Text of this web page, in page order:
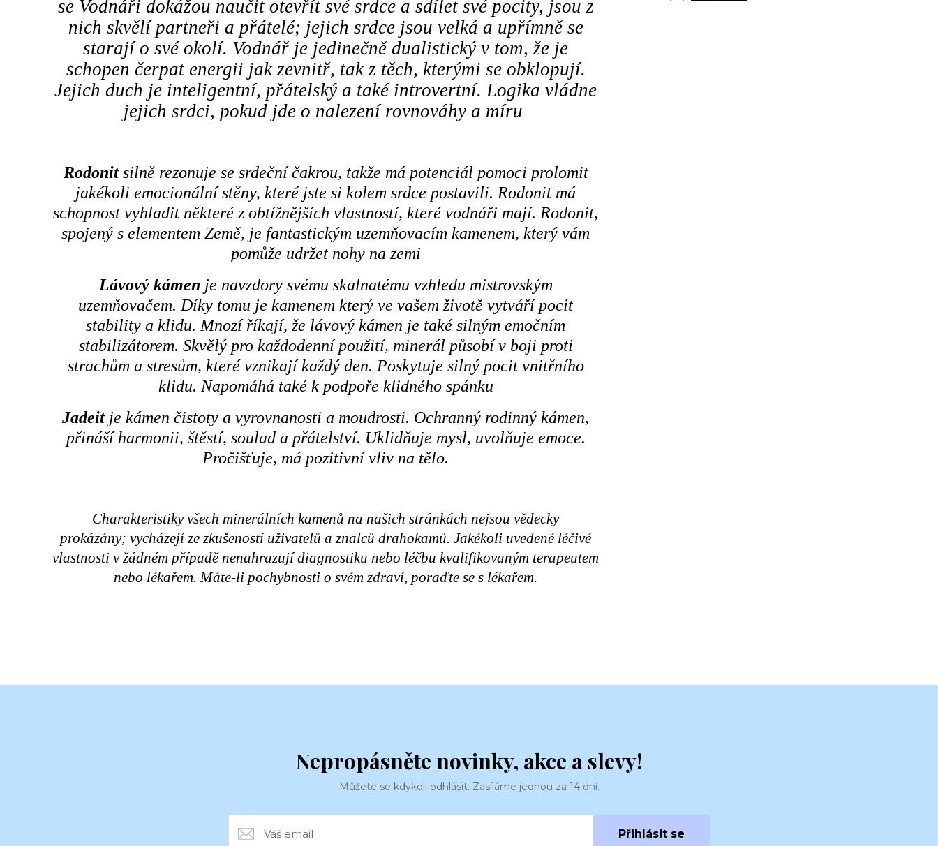
se Vodnáři dokážou naučit otevřít své srdce a sdílet své pocity, jsou z
nich skvělí partneři a přátelé; jejich srdce jsou velká a upřímně se
starají o své okolí. Vodnář je jedinečně dualistický v tom, že je
schopen čerpat energii jak zevnitř, tak z těch, kterými se obklopují.
Jejich duch je inteligentní, přátelský a také introvertní. Logika vládne
jejich srdci, pokud jde o nalezení rovnováhy a míru
Rodonitsilně rezonuje se srdeční čakrou, takže má potenciál pomoci prolomit
jakékoli emocionální stěny, které jste si kolem srdce postavili. Rodonit má
schopnost vyhladit některé z obtížnějších vlastností, které vodnáři mají. Rodonit,
spojený s elementem Země, je fantastickým uzemňovacím kamenem, který vám
pomůže udržet nohy na zemi
Lávový kámen je navzdory svému skalnatému vzhledu mistrovským
uzemňovačem. Díky tomu je kamenem který ve vašem životě vytváří pocit
stability a klidu. Mnozí říkají, že lávový kámen je také silným emočním
stabilizátorem. Skvělý pro každodenní použití, minerál působí v boji proti
strachům a stresům, které vznikají každý den. Poskytuje silný pocit vnitřního
klidu. Napomáhá také k podpoře klidného spánku
Jadeit je kámen čistoty a vyrovnanosti a moudrosti. Ochranný rodinný kámen,
přináší harmonii, štěstí, soulad a přátelství. Uklidňuje mysl, uvolňuje emoce.
Pročišťuje, má pozitivní vliv na tělo.
Charakteristiky všech minerálních kamenů na našich stránkách nejsou vědecky
prokázány; vycházejí ze zkušeností uživatelů a znalců drahokamů. Jakékoli uvedené léčivé
vlastnosti v žádném případě nenahrazují diagnostiku nebo léčbu kvalifikovaným terapeutem
nebo lékařem. Máte-li pochybnosti o svém zdraví, poraďte se s lékařem.
Nepropásněte novinky, akce a slevy!
Můžete se kdykoli odhlásit. Zasíláme jednou za 14 dní.
Přihlásit se